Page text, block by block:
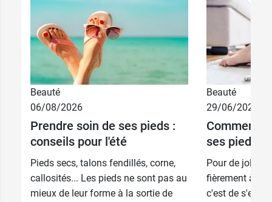
Beauté
06/08/2026
Prendre soin de ses pieds :
conseils pour l'été
Pieds secs, talons fendillés, corne,
callosités... Les pieds ne sont pas au
mieux de leur forme à la sortie de
Beauté
29/06/2026
Comment
ses pieds
Pour de jolis
fièrement à la
c'est de s'en